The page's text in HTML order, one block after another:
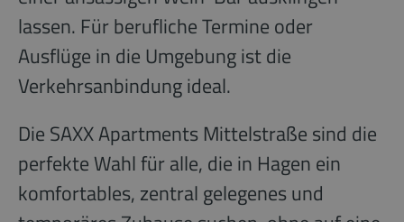
lassen. Für berufliche Termine oder
Ausflüge in die Umgebung ist die
Verkehrsanbindung ideal.
Die SAXX Apartments Mittelstraße sind die
perfekte Wahl für alle, die in Hagen ein
komfortables, zentral gelegenes und